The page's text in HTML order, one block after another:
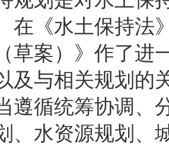
在《水土保持法
草案）》作了
及与相关规划的
遵循统筹协调、
、水资源规划、